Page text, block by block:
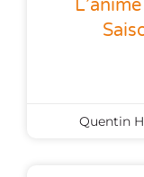
Quentin